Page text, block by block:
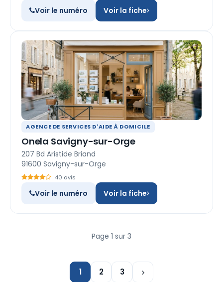
Voir le numéro Voir la fiche
AGENCE DE SERVICES D'AIDE À DOMICILE
Onela Savigny-sur-Orge
207 Bd Aristide Briand
91600 Savigny-sur-Orge
40 avis
Voir le numéro Voir la fiche
Page 1 sur 3
1 2 3